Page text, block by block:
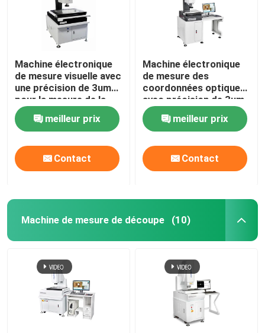
Machine électronique
de mesure visuelle avec
une précision de 3um
pour la mesure de la
largeur de ligne
ITO/TFT et le contrôle
manuel de la vitesse
meilleur prix
Contact
Machine électronique
de mesure des
coordonnées optiques
avec précision de 3um
et contrôle manuel
pour la mesure de
précision
meilleur prix
Contact
Machine de mesure de découpe (10)